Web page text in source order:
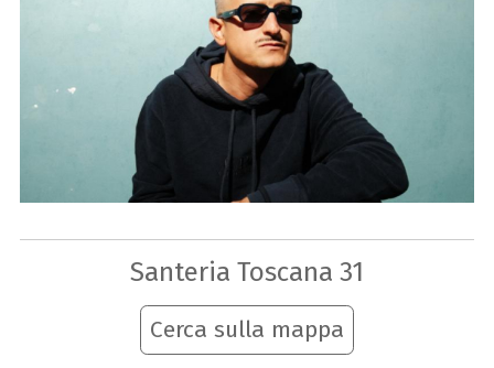
Santeria Toscana 31
Cerca sulla mappa